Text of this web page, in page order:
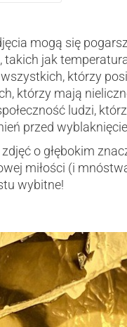
mogą się
jak
którzy
którzy mają
ludzi,
przed
o głębokim
miłości (i
wybitne!